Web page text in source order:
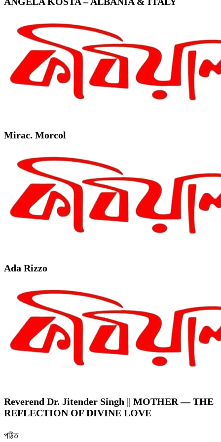
Mirac. Morcol
Ada Rizzo
Reverend Dr. Jitender Singh || MOTHER — THE
REFLECTION OF DIVINE LOVE
পঠিত